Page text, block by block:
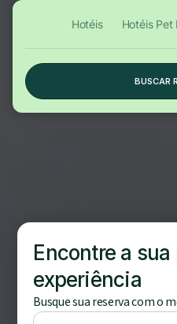
Hotéis Hotéis Pet
BUSCAR
Encontre a sua
experiência
Busque sua reserva com o